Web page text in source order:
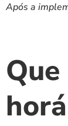
Após a